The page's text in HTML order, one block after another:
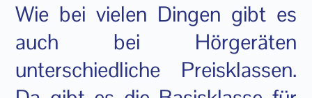
Wie bei vielen Dingen gibt es
auch bei Hörgeräten
unterschiedliche Preisklassen.